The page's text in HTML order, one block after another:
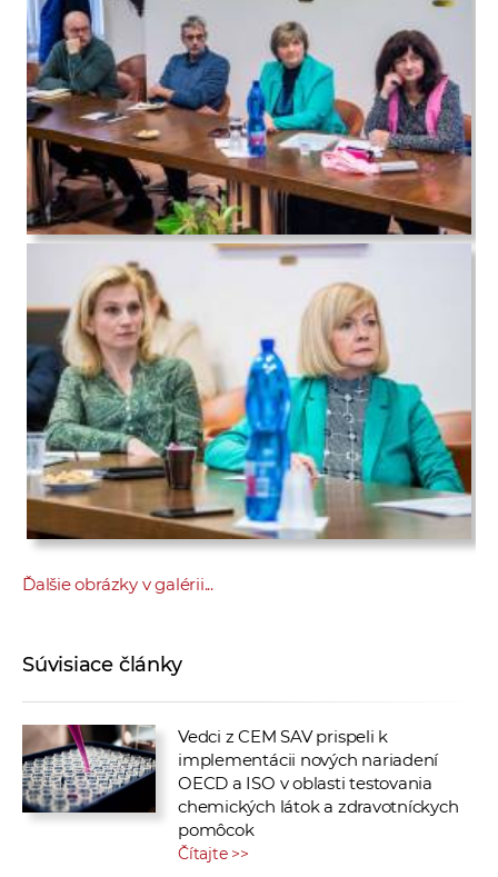
Ďalšie obrázky v galérii...
Súvisiace články
Vedci z CEM SAV prispeli k
implementácii nových nariadení
OECD a ISO v oblasti testovania
chemických látok a zdravotníckych
pomôcok
Čítajte >>